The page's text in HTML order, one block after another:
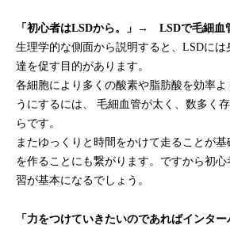
「初心者はLSDから。」→ LSDで毛細血
生理学的な側面から説明すると、LSDには
達を促す目的があります。
各細胞により多くの酸素や脂肪酸を効率よ
うにするには、 毛細血管が太く、数多く
らです。
またゆっくりと時間をかけて走ることが基
を作ることにも繋がります。ですから初
習が基本になるでしょう。
「力をつけていきたいのであればイン